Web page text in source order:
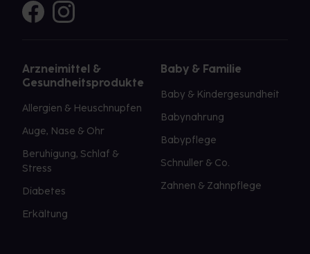
Arzneimittel &
Gesundheitsprodukte
Allergien & Heuschnupfen
Auge, Nase & Ohr
Beruhigung, Schlaf &
Stress
Diabetes
Erkältung
Baby & Familie
Baby & Kindergesundheit
Babynahrung
Babypflege
Schnuller & Co.
Zahnen & Zahnpflege